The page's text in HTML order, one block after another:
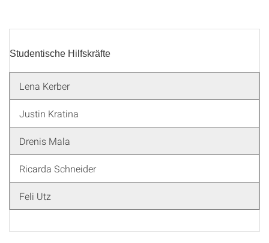
Studentische Hilfskräfte
Lena Kerber
Justin Kratina
Drenis Mala
Ricarda Schneider
Feli Utz